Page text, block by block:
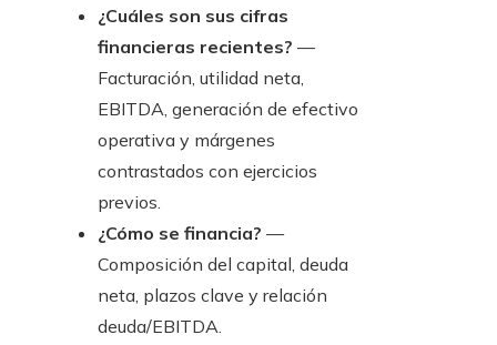
¿Cuáles son sus cifras
financieras recientes? —
Facturación, utilidad neta,
EBITDA, generación de efectivo
operativa y márgenes
contrastados con ejercicios
previos.
¿Cómo se financia? —
Composición del capital, deuda
neta, plazos clave y relación
deuda/EBITDA.